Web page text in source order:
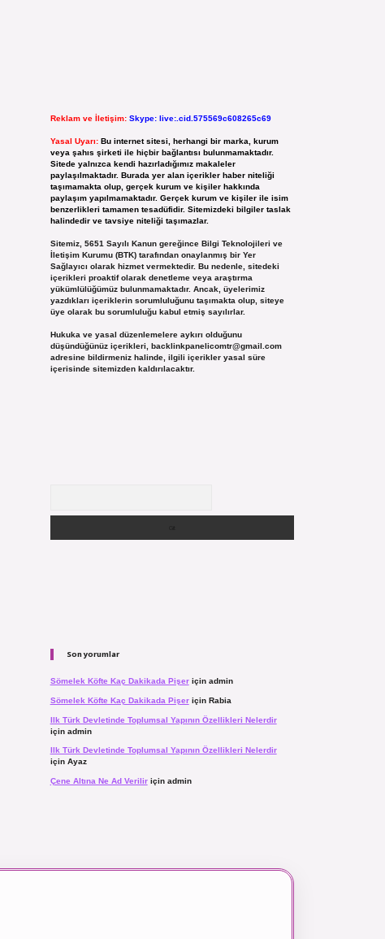
Reklam ve İletişim: Skype: live:.cid.575569c608265c69
Yasal Uyarı: Bu internet sitesi, herhangi bir marka, kurum
veya şahıs şirketi ile hiçbir bağlantısı bulunmamaktadır.
Sitede yalnızca kendi hazırladığımız makaleler
paylaşılmaktadır. Burada yer alan içerikler haber niteliği
taşımamakta olup, gerçek kurum ve kişiler hakkında
paylaşım yapılmamaktadır. Gerçek kurum ve kişiler ile isim
benzerlikleri tamamen tesadüfidir. Sitemizdeki bilgiler taslak
halindedir ve tavsiye niteliği taşımazlar.
Sitemiz, 5651 Sayılı Kanun gereğince Bilgi Teknolojileri ve
İletişim Kurumu (BTK) tarafından onaylanmış bir Yer
Sağlayıcı olarak hizmet vermektedir. Bu nedenle, sitedeki
içerikleri proaktif olarak denetleme veya araştırma
yükümlülüğümüz bulunmamaktadır. Ancak, üyelerimiz
yazdıkları içeriklerin sorumluluğunu taşımakta olup, siteye
üye olarak bu sorumluluğu kabul etmiş sayılırlar.
Hukuka ve yasal düzenlemelere aykırı olduğunu
düşündüğünüz içerikleri, backlinkpanelicomtr@gmail.com
adresine bildirmeniz halinde, ilgili içerikler yasal süre
içerisinde sitemizden kaldırılacaktır.
Son yorumlar
Sömelek Köfte Kaç Dakikada Pişeriçin admin
Sömelek Köfte Kaç Dakikada Pişeriçin Rabia
Ilk Türk Devletinde Toplumsal Yapının Özellikleri Nelerdir
için admin
Ilk Türk Devletinde Toplumsal Yapının Özellikleri Nelerdir
için Ayaz
Çene Altına Ne Ad Veriliriçin admin